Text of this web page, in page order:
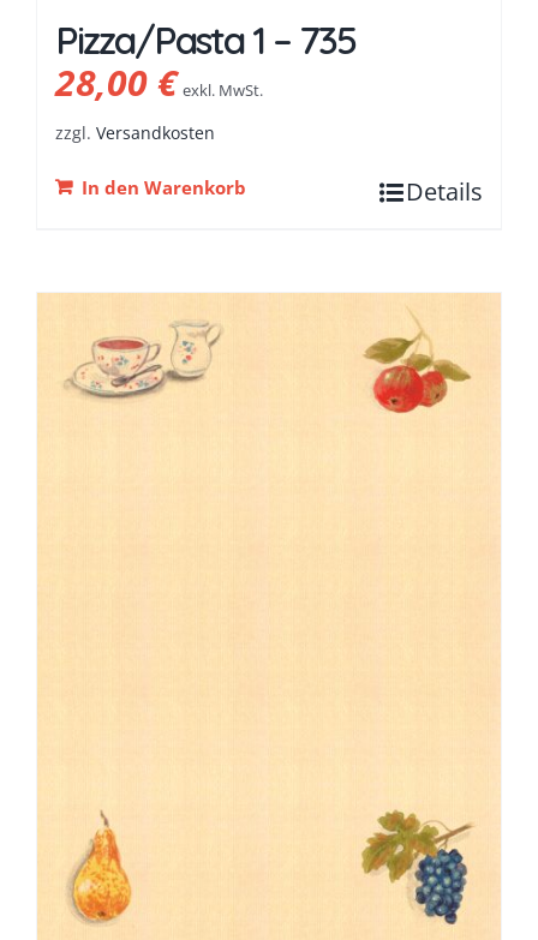
Pizza/Pasta 1 – 735
28,00€ exkl. MwSt.
zzgl. Versandkosten
In den Warenkorb Details